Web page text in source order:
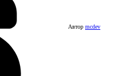
Автор mcdev